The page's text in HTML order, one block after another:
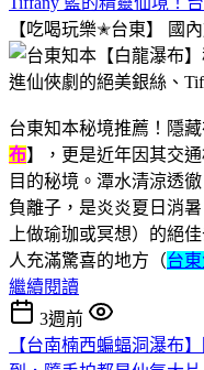
【吃喝玩樂✭台東】
國
台東知本秘境推薦！隱
布】，更是近年因其交
目的秘境。潭水清涼透
負離子，是炎炎夏日消
上做瑜珈或冥想）的絕佳
人充滿驚喜的地方（台
繼續閱讀
3週前
【台南楠西蝙蝠洞瀑布